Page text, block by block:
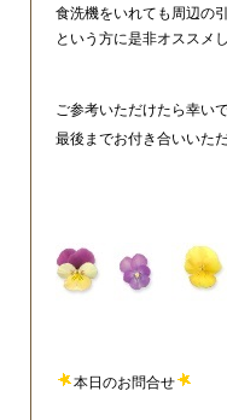
食洗機をいれても周辺の
という方に是非オススメ
ご参考いただけたら幸い
最後までお付き合いいた
本日のお問合せ